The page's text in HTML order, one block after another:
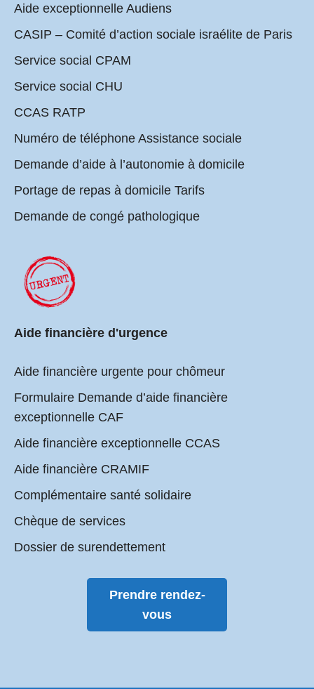
Aide exceptionnelle Audiens
CASIP – Comité d’action sociale israélite de Paris
Service social CPAM
Service social CHU
CCAS RATP
Numéro de téléphone Assistance sociale
Demande d’aide à l’autonomie à domicile
Portage de repas à domicile Tarifs
Demande de congé pathologique
Aide financière d'urgence
Aide financière urgente pour chômeur
Formulaire Demande d’aide financière
exceptionnelle CAF
Aide financière exceptionnelle CCAS
Aide financière CRAMIF
Complémentaire santé solidaire
Chèque de services
Dossier de surendettement
Prendre rendez-
vous